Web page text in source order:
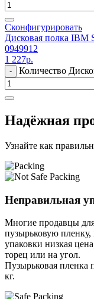
Сконфигурировать
Дисковая полка IBM
0949912
1 227р.
- Количество
Надёжная
Узнайте как
Неправильная
Многие продавцы
пузырьковую
упаковки низкая
торец или на угол.
Пузырьковая пленка
кг.